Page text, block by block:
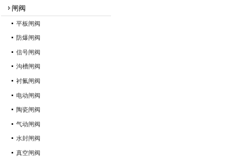
闸阀
平板闸阀
防爆闸阀
信号闸阀
沟槽闸阀
衬氟闸阀
电动闸阀
陶瓷闸阀
气动闸阀
水封闸阀
真空闸阀